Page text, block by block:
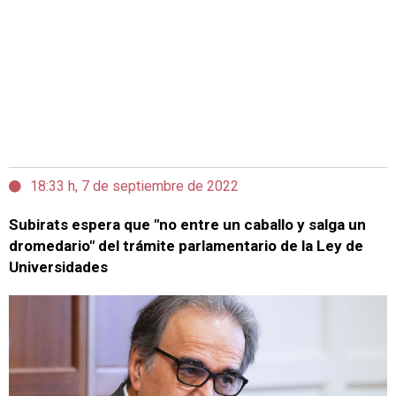
18:33 h, 7 de septiembre de 2022
Subirats espera que "no entre un caballo y salga un
dromedario" del trámite parlamentario de la Ley de
Universidades